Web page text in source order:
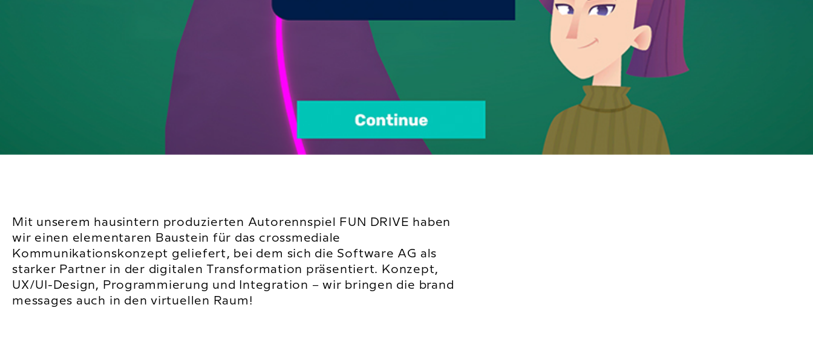
Mit unserem hausintern produzierten Autorennspiel FUN DRIVE haben
wir einen elementaren Baustein für das crossmediale
Kommunikationskonzept geliefert, bei dem sich die Software AG als
starker Partner in der digitalen Transformation präsentiert. Konzept,
UX/UI-Design, Programmierung und Integration – wir bringen die brand
messages auch in den virtuellen Raum!